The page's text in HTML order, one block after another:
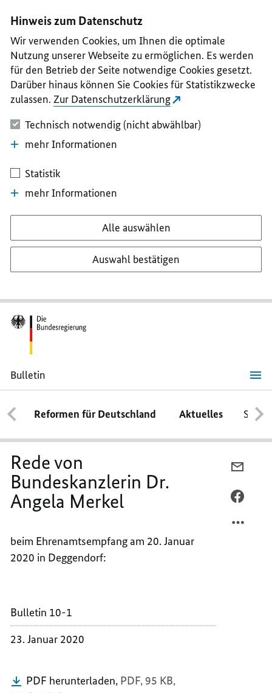
II
III
IV
V
Hinweis zum Datenschutz
Wir verwenden Cookies, um Ihnen die optimale
Nutzung unserer Webseite zu ermöglichen. Es werden
für den Betrieb der Seite notwendige Cookies gesetzt.
Darüber hinaus können Sie Cookies für Statistikzwecke
zulassen. Zur Datenschutzerklärung
Technisch notwendig (nicht abwählbar)
mehr Informationen
Statistik
mehr Informationen
Alle auswählen
Auswahl bestätigen
Bulletin
Rede
von
Bundeskanzlerin
Dr.
Angela
Merkel
Reformen für Deutschland Aktuelles
Rede von
Bundeskanzlerin Dr.
Angela Merkel
beim Ehrenamtsempfang am 20. Januar
2020 in Deggendorf:
Bulletin 10-1
23. Januar 2020
PDF herunterladen, PDF, 95 KB,